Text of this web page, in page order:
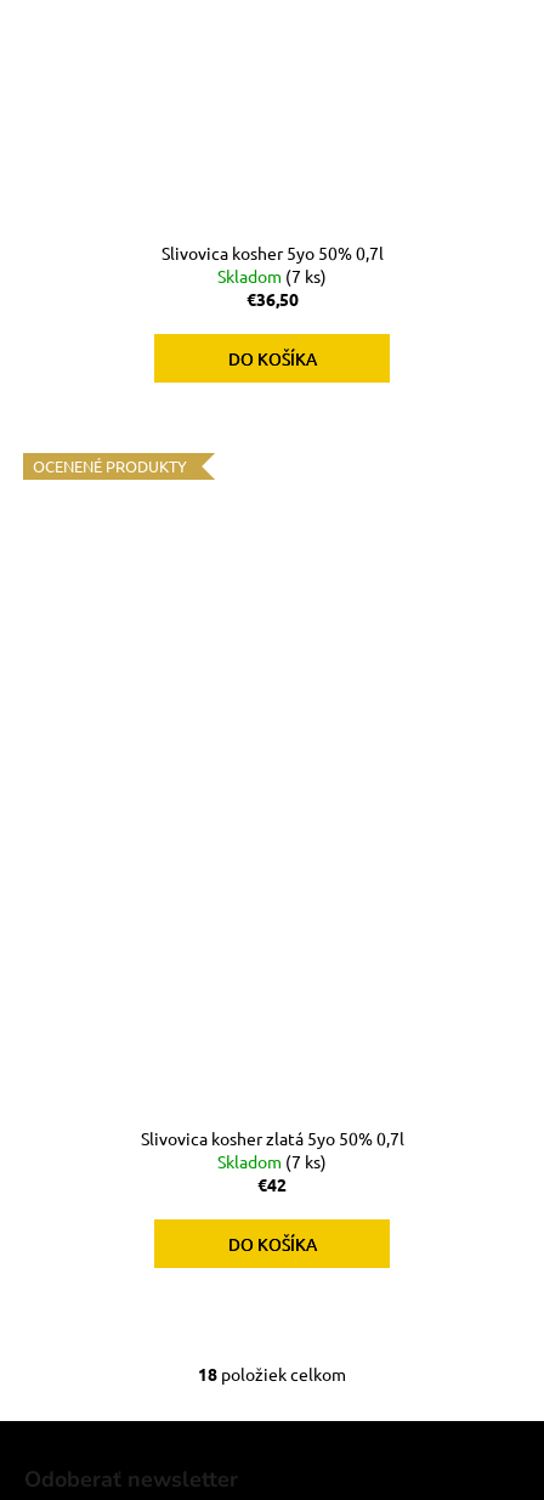
Slivovica kosher 5yo 50% 0,7l
Skladom (7 ks)
€36,50
DO KOŠÍKA
OCENENÉ PRODUKTY
Slivovica kosher zlatá 5yo 50% 0,7l
Skladom (7 ks)
€42
DO KOŠÍKA
O
18 položiek celkom
Odoberať newsletter